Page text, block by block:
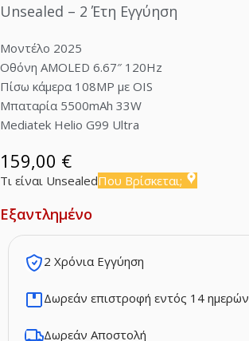
Unsealed – 2 Έτη Εγγύηση
Μοντέλο 2025
Οθόνη AMOLED 6.67″ 120Hz
Πίσω κάμερα 108MP με OIS
Μπαταρία 5500mAh 33W
Mediatek Helio G99 Ultra
159,00 €
Τι είναι UnsealedΠου Βρίσκεται;
2 Χρόνια Εγγύηση
Δωρεάν επιστροφή εντός 14 ημερών
Δωρεάν Αποστολή
Εξαντλημένο